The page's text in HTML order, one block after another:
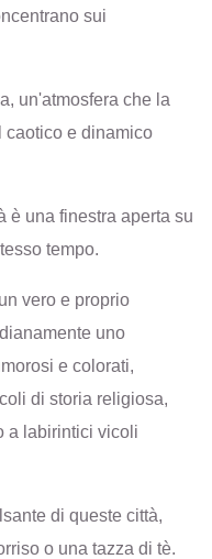
sui
un'atmosfera che la
caotico e dinamico
è una finestra aperta su
tempo.
vero e proprio
uno
e colorati,
di storia religiosa,
a labirintici vicoli
di queste città,
o una tazza di tè.